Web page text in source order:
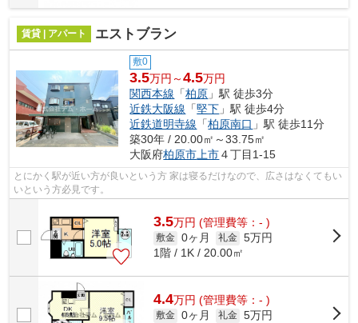
賃貸 | アパート エストブラン
敷0
3.5万円～4.5万円
関西本線 「柏原 」駅 徒歩3分
近鉄大阪線 「堅下 」駅 徒歩4分
近鉄道明寺線 「柏原南口 」駅 徒歩11分
築30年 / 20.00㎡～33.75㎡
大阪府柏原市 上市４丁目1-15
とにかく駅が近い方が良いという方 家は寝るだけなので、広さはなくてもい
いという方必見です。
3.5万円 (管理費等：- )
敷金 0ヶ月 礼金 5万円
1階 / 1K / 20.00㎡
4.4万円 (管理費等：- )
敷金 0ヶ月 礼金 5万円